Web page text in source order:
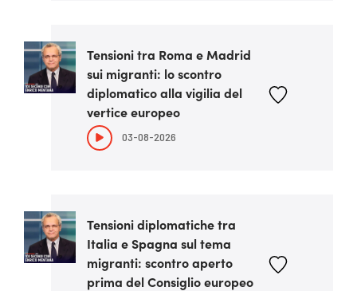
Tensioni tra Roma e Madrid
sui migranti: lo scontro
diplomatico alla vigilia del
vertice europeo
03-08-2026
Tensioni diplomatiche tra
Italia e Spagna sul tema
migranti: scontro aperto
prima del Consiglio europeo